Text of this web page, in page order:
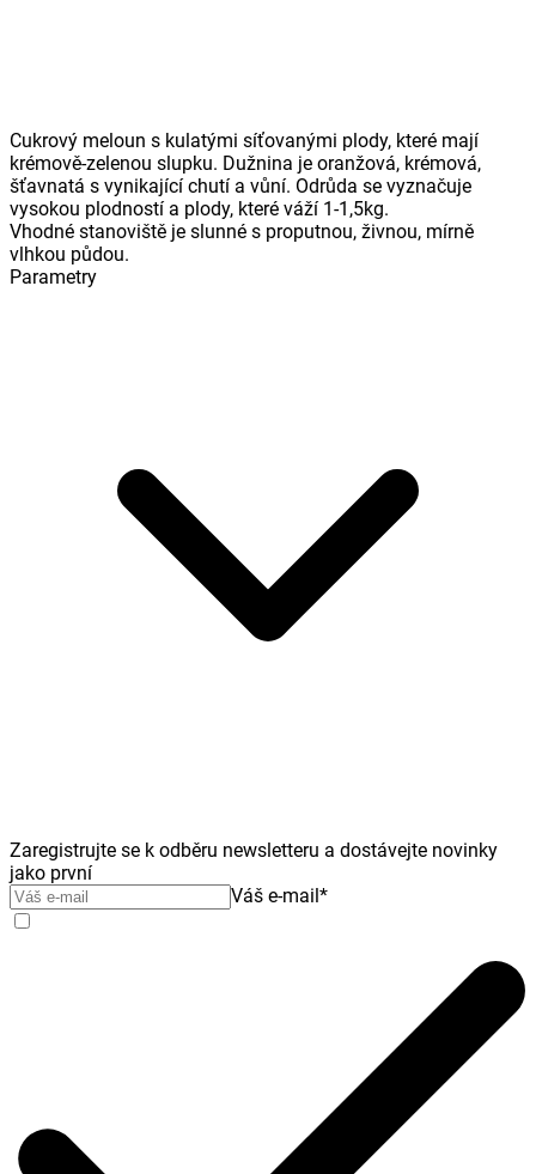
Cukrový meloun s kulatými síťovanými plody, které mají
krémově-zelenou slupku. Dužnina je oranžová, krémová,
šťavnatá s vynikající chutí a vůní. Odrůda se vyznačuje
vysokou plodností a plody, které váží 1-1,5kg.
Vhodné stanoviště je slunné s proputnou, živnou, mírně
vlhkou půdou.
Parametry
Zaregistrujte se k odběru newsletteru a dostávejte novinky
jako první
Váš e-mail*